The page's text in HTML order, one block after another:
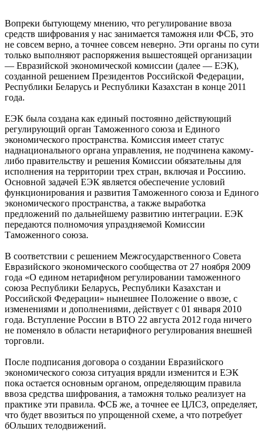
Вопреки бытующему мнению, что регулирование ввоза
средств шифрования у нас занимается таможня или ФСБ, это
не совсем верно, а точнее совсем неверно. Эти органы по сути
только выполняют распоряжения вышестоящей организации
— Евразийской экономической комиссии (далее — ЕЭК),
созданной решением Президентов Российской Федерации,
Республики Беларусь и Республики Казахстан в конце 2011
года.
ЕЭК была создана как единый постоянно действующий
регулирующий орган Таможенного союза и Единого
экономического пространства. Комиссия имеет статус
наднационального органа управления, не подчинена какому-
либо правительству и решения Комиссии обязательны для
исполнения на территории трех стран, включая и Россиию.
Основной задачей ЕЭК является обеспечение условий
функционирования и развития Таможенного союза и Единого
экономического пространства, а также выработка
предложений по дальнейшему развитию интеграции. ЕЭК
передаются полномочия упраздняемой Комиссии
Таможенного союза.
В соответствии с решением Межгосударственного Совета
Евразийского экономического сообщества от 27 ноября 2009
года «О едином нетарифном регулировании таможенного
союза Республики Беларусь, Республики Казахстан и
Российской Федерации» нынешнее Положение о ввозе, с
изменениями и дополнениями, действует с 01 января 2010
года. Вступление России в ВТО 22 августа 2012 года ничего
не поменяло в области нетарифного регулирования внешней
торговли.
После подписания договора о создании Евразийского
экономического союза ситуация врядли изменится и ЕЭК
пока остается основным органом, определяющим правила
ввоза средства шифрования, а таможня только реализует на
практике эти правила. ФСБ же, а точнее ее ЦЛСЗ, определяет,
что будет ввозиться по упрощенной схеме, а что потребует
бОльших телодвижений.